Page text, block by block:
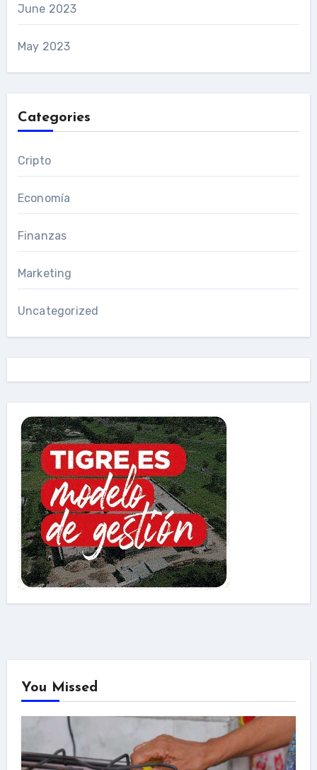
June 2023
May 2023
Categories
Cripto
Economía
Finanzas
Marketing
Uncategorized
You Missed